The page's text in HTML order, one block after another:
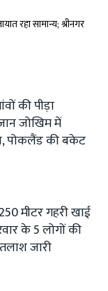
रहा सामान्य; श्रीनगर
की पीड़ा
जोखिम में
पोकलैंड की बकेट
मीटर गहरी खाई
के 5 लोगों की
जारी